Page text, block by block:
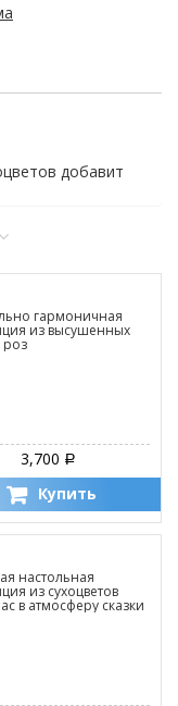
добавит
гармоничная
из высушенных
роз
3,700 Р
Купить
настольная
из сухоцветов
в атмосферу сказки